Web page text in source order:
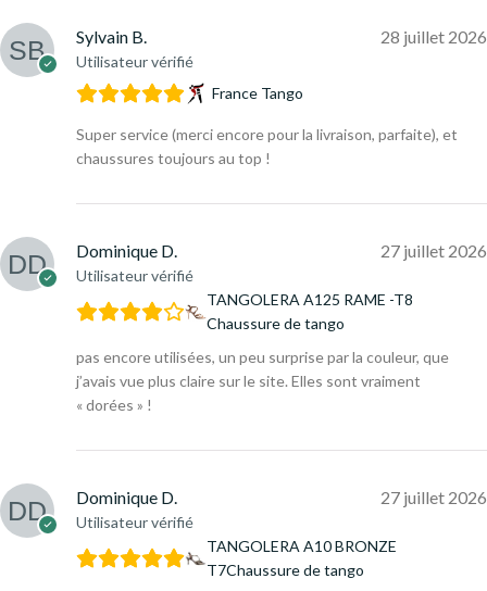
Sylvain B.
Utilisateur vérifié
28 juillet 2026
France Tango
Super service (merci encore pour la livraison, parfaite), et
chaussures toujours au top !
Dominique D.
Utilisateur vérifié
27 juillet 2026
TANGOLERA A125 RAME -T8
Chaussure de tango
pas encore utilisées, un peu surprise par la couleur, que
j’avais vue plus claire sur le site. Elles sont vraiment
« dorées » !
Dominique D.
Utilisateur vérifié
27 juillet 2026
TANGOLERA A10 BRONZE
T7Chaussure de tango